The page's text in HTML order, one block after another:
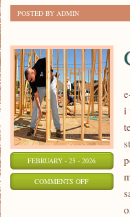
POSTED BY ADMIN
FEBRUARY - 25 - 2026
COMMENTS OFFON
i